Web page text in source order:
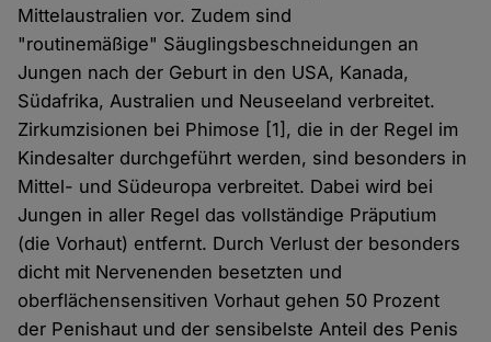
Mittelaustralien vor. Zudem sind
"routinemäßige" Säuglingsbeschneidungen an
Jungen nach der Geburt in den USA, Kanada,
Südafrika, Australien und Neuseeland verbreitet.
Zirkumzisionen bei Phimose [1], die in der Regel im
Kindesalter durchgeführt werden, sind besonders in
Mittel- und Südeuropa verbreitet. Dabei wird bei
Jungen in aller Regel das vollständige Präputium
(die Vorhaut) entfernt. Durch Verlust der besonders
dicht mit Nervenenden besetzten und
oberflächensensitiven Vorhaut gehen 50 Prozent
der Penishaut und der sensibelste Anteil des Penis